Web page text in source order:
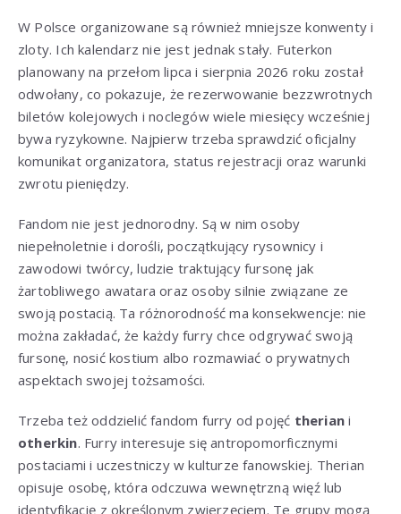
W Polsce organizowane są również mniejsze konwenty i
zloty. Ich kalendarz nie jest jednak stały. Futerkon
planowany na przełom lipca i sierpnia 2026 roku został
odwołany, co pokazuje, że rezerwowanie bezzwrotnych
biletów kolejowych i noclegów wiele miesięcy wcześniej
bywa ryzykowne. Najpierw trzeba sprawdzić oficjalny
komunikat organizatora, status rejestracji oraz warunki
zwrotu pieniędzy.
Fandom nie jest jednorodny. Są w nim osoby
niepełnoletnie i dorośli, początkujący rysownicy i
zawodowi twórcy, ludzie traktujący fursonę jak
żartobliwego awatara oraz osoby silnie związane ze
swoją postacią. Ta różnorodność ma konsekwencje: nie
można zakładać, że każdy furry chce odgrywać swoją
fursonę, nosić kostium albo rozmawiać o prywatnych
aspektach swojej tożsamości.
Trzeba też oddzielić fandom furry od pojęć therian i
otherkin. Furry interesuje się antropomorficznymi
postaciami i uczestniczy w kulturze fanowskiej. Therian
opisuje osobę, która odczuwa wewnętrzną więź lub
identyfikację z określonym zwierzęciem. Te grupy mogą